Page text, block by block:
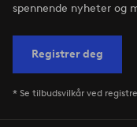
spennende nyheter og
Registrer deg
* Se tilbudsvilkår ved